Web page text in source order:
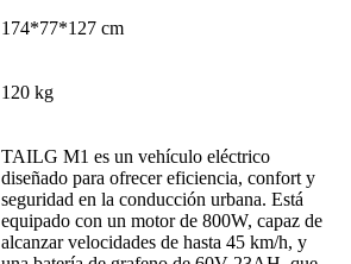
174*77*127 cm
120 kg
TAILG M1 es un vehículo eléctrico
diseñado para ofrecer eficiencia, confort y
seguridad en la conducción urbana. Está
equipado con un motor de 800W, capaz de
alcanzar velocidades de hasta 45 km/h, y